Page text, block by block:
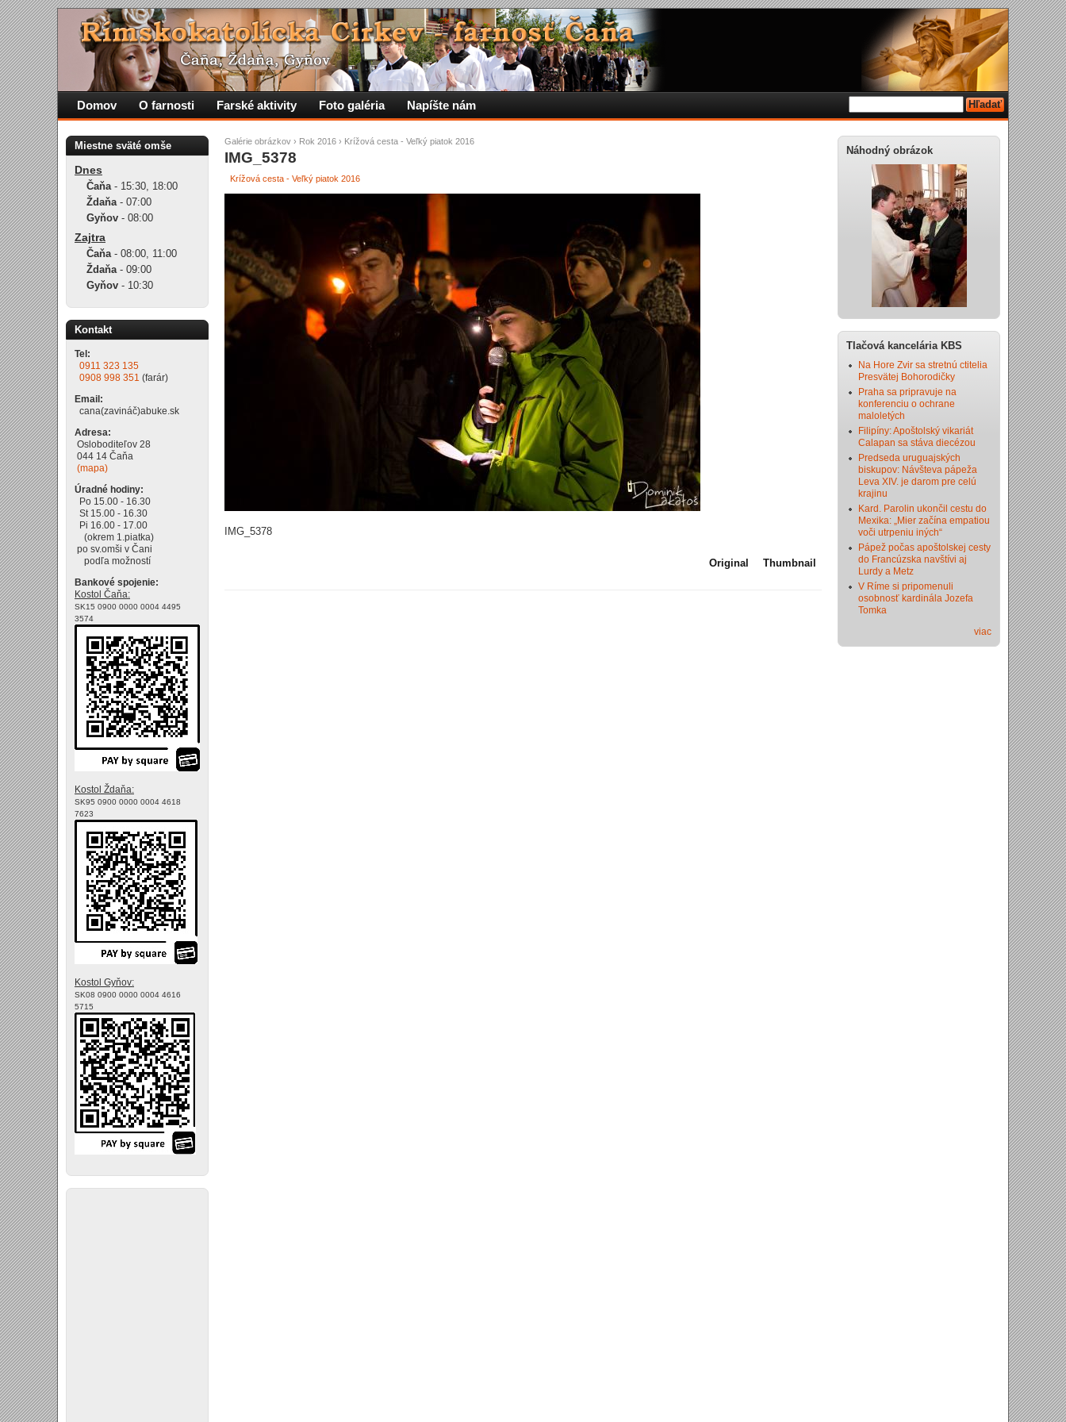
Galérie obrázkov › Rok 2016 › Krížová cesta - Veľký piatok 2016
IMG_5378
Krížová cesta - Veľký piatok 2016
IMG_5378
Original Thumbnail
Domov O farnosti Farské aktivity Foto galéria Napíšte nám
Miestne sväté omše
Dnes
Čaňa- 15:30, 18:00
Ždaňa- 07:00
Gyňov - 08:00
Zajtra
Čaňa- 08:00, 11:00
Ždaňa- 09:00
Gyňov - 10:30
Kontakt
Tel:
0911 323 135
0908 998 351 (farár)
Email:
cana(zavináč)abuke.sk
Adresa:
Osloboditeľov 28
044 14 Čaňa
(mapa)
Úradné hodiny:
Po 15.00 - 16.30
St 15.00 - 16.30
Pi 16.00 - 17.00
(okrem 1.piatka)
po sv.omši v Čani
podľa možností
Bankové spojenie:
Kostol Čaňa:
SK15 0900 0000 0004 4495
3574
Kostol Ždaňa:
SK95 0900 0000 0004 4618
7623
Kostol Gyňov:
SK08 0900 0000 0004 4616
5715
Náhodný obrázok
Tlačová kancelária KBS
Na Hore Zvir sa stretnú ctitelia
Presvätej Bohorodičky
Praha sa pripravuje na
konferenciu o ochrane
maloletých
Filipíny: Apoštolský vikariát
Calapan sa stáva diecézou
Predseda uruguajských
biskupov: Návšteva pápeža
Leva XIV. je darom pre celú
krajinu
Kard. Parolin ukončil cestu do
Mexika: „Mier začína empatiou
voči utrpeniu iných“
Pápež počas apoštolskej cesty
do Francúzska navštívi aj
Lurdy a Metz
V Ríme si pripomenuli
osobnosť kardinála Jozefa
Tomka
viac